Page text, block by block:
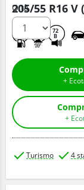
205/55 R16 V
72
B
Q.tà
Turismo 4